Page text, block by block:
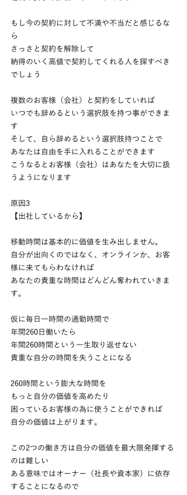
もし今の契約に対して不満や不当だと感じるな
ら
さっさと契約を解除して
納得のいく高値で契約してくれる人を探すべき
でしょう
複数のお客様（会社）と契約をしていれば
いつでも辞めるという選択肢を持つ事ができま
す
そして、自ら辞めるという選択肢持つことで
あなたは自由を手に入れることができます
こうなるとお客様（会社）はあなたを大切に扱
うようになります
原因3
【出社しているから】
移動時間は基本的に価値を生み出しません。
自分が出向くのではなく、オンラインか、お客
様に来てもらわなければ
あなたの貴重な時間はどんどん奪われていきま
す。
仮に毎日一時間の通勤時間で
年間260日働いたら
年間260時間という一生取り返せない
貴重な自分の時間を失うことになる
260時間という膨大な時間を
もっと自分の価値を高めたり
困っているお客様の為に使うことができれば
自分の価値は上がります。
この2つの働き方は自分の価値を最大限発揮する
のは難しい
ある意味ではオーナー（社長や資本家）に依存
することになるので